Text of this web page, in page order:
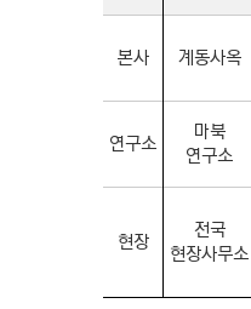
본사 계동사옥
연구소
마북
연구소
현장
전국
현장사무소